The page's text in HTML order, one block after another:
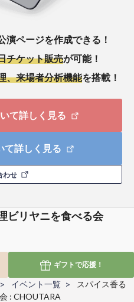
演ページを作成できる！
チケット販売が可能！
、来場者分析機能を搭載！
て詳しく見る
て詳しく見る
わせ
ビリヤニを食べる会
ギフトで応援！
イベント一覧
スパイス香る
: CHOUTARA